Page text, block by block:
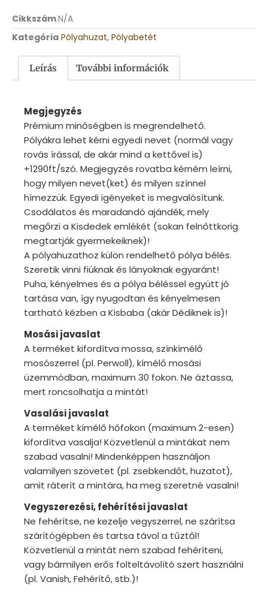
CikkszámN/A
Kategória Pólyahuzat, Pólyabetét
Leírás További információk
Megjegyzés
Prémium minőségben is megrendelhető.
Pólyákra lehet kérni egyedi nevet (normál vagy
rovás írással, de akár mind a kettővel is)
+1290ft/szó. Megjegyzés rovatba kérném leírni,
hogy milyen nevet(ket) és milyen színnel
hímezzük. Egyedi igényeket is megvalósítunk.
Csodálatos és maradandó ajándék, mely
megőrzi a Kisdedek emlékét (sokan felnőttkorig
megtartják gyermekeiknek)!
A pólyahuzathoz külön rendelhető pólya bélés.
Szeretik vinni fiúknak és lányoknak egyaránt!
Puha, kényelmes és a pólya béléssel együtt jó
tartása van, így nyugodtan és kényelmesen
tartható kézben a Kisbaba (akár Dédiknek is)!
Mosási javaslat
A terméket kifordítva mossa, színkímélő
mosószerrel (pl. Perwoll), kímélő mosási
üzemmódban, maximum 30 fokon. Ne áztassa,
mert roncsolhatja a mintát!
Vasalási javaslat
A terméket kímélő hőfokon (maximum 2-esen)
kifordítva vasalja! Közvetlenül a mintákat nem
szabad vasalni! Mindenképpen használjon
valamilyen szövetet (pl. zsebkendőt, huzatot),
amit ráterít a mintára, ha meg szeretné vasalni!
Vegyszerezési, fehérítési javaslat
Ne fehérítse, ne kezelje vegyszerrel, ne szárítsa
szárítógépben és tartsa távol a tűztől!
Közvetlenül a mintát nem szabad fehéríteni,
vagy bármilyen erős folteltávolító szert használni
(pl. Vanish, Fehérítő, stb.)!